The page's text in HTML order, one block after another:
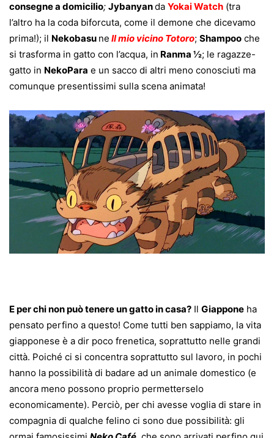
consegne a domicilio; Jybanyanda Yokai Watch (tra
l’altro ha la coda biforcuta, come il demone che dicevamo
prima!); il Nekobasu ne Il mio vicino Totoro; Shampoo che
si trasforma in gatto con l’acqua, in Ranma ½; le ragazze-
gatto in NekoPara e un sacco di altri meno conosciuti ma
comunque presentissimi sulla scena animata!
E per chi non può tenere un gatto in casa? Il Giappone ha
pensato perfino a questo! Come tutti ben sappiamo, la vita
giapponese è a dir poco frenetica, soprattutto nelle grandi
città. Poiché ci si concentra soprattutto sul lavoro, in pochi
hanno la possibilità di badare ad un animale domestico (e
ancora meno possono proprio permetterselo
economicamente). Perciò, per chi avesse voglia di stare in
compagnia di qualche felino ci sono due possibilità: gli